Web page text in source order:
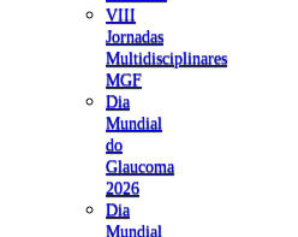
VIII
Jornadas
Multidisciplinares
MGF
Dia
Mundial
do
Glaucoma
2026
Dia
Mundial